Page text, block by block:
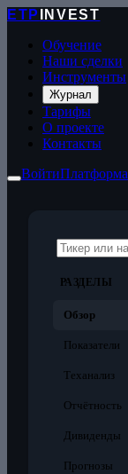
ETP
INVEST
Обучение
Наши сделки
Инструменты
Журнал
Тарифы
О проекте
Контакты
ВойтиПлатформа
РАЗДЕЛЫ
Обзор
Показатели
Теханализ
Отчётность
Дивиденды
Прогнозы